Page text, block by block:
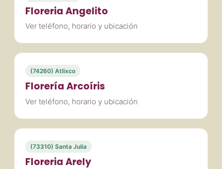
Floreria Angelito
Ver teléfono, horario y ubicación
(74260) Atlixco
Florería Arcoíris
Ver teléfono, horario y ubicación
(73310) Santa Julia
Floreria Arely